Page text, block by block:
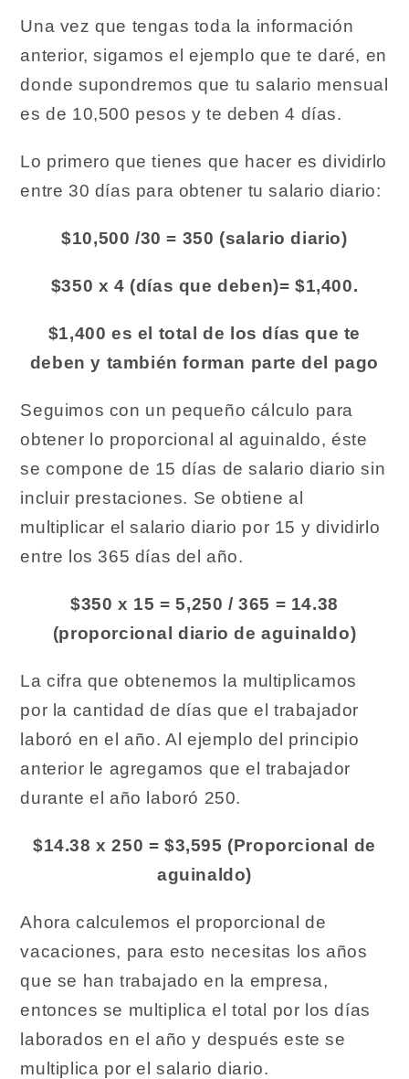
Una vez que tengas toda la información
anterior, sigamos el ejemplo que te daré, en
donde supondremos que tu salario mensual
es de 10,500 pesos y te deben 4 días.
Lo primero que tienes que hacer es dividirlo
entre 30 días para obtener tu salario diario:
$10,500 /30 = 350 (salario diario)
$350 x 4 (días que deben)= $1,400.
$1,400 es el total de los días que te
deben y también forman parte del pago
Seguimos con un pequeño cálculo para
obtener lo proporcional al aguinaldo, éste
se compone de 15 días de salario diario sin
incluir prestaciones. Se obtiene al
multiplicar el salario diario por 15 y dividirlo
entre los 365 días del año.
$350 x 15 = 5,250 / 365 = 14.38
(proporcional diario de aguinaldo)
La cifra que obtenemos la multiplicamos
por la cantidad de días que el trabajador
laboró en el año. Al ejemplo del principio
anterior le agregamos que el trabajador
durante el año laboró 250.
$14.38 x 250 = $3,595 (Proporcional de
aguinaldo)
Ahora calculemos el proporcional de
vacaciones, para esto necesitas los años
que se han trabajado en la empresa,
entonces se multiplica el total por los días
laborados en el año y después este se
multiplica por el salario diario.